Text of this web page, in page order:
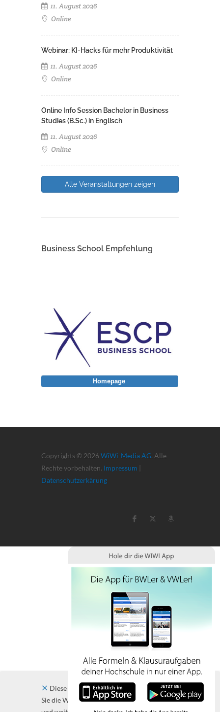
11. August 2026
Online
Webinar: KI-Hacks für mehr Produktivität
11. August 2026
Online
Online Info Session Bachelor in Business
Studies (B.Sc.) in Englisch
11. August 2026
Online
Alle Veranstaltungen zeigen
Business School Empfehlung
Copyrights © 2026 WiWi-Media AG. Alle
Rechte vorbehalten. Impressum |
Datenschutzerkärung
Diese Website verwendet Cookies. Indem
Sie die Website und ihre Angebote nutzen
Homepage